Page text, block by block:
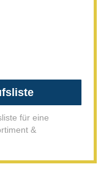
für eine
&